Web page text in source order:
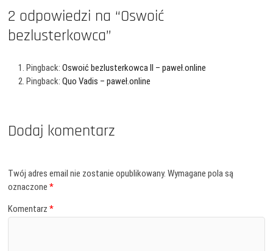
2 odpowiedzi na “Oswoić
bezlusterkowca”
Pingback:Oswoić bezlusterkowca II – paweł.online
Pingback:Quo Vadis – paweł.online
Dodaj komentarz
Twój adres email nie zostanie opublikowany. Wymagane pola są
oznaczone*
Komentarz*